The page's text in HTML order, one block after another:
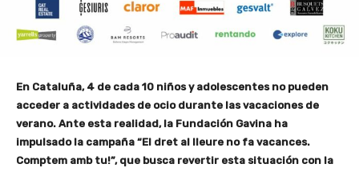
En Cataluña, 4 de cada 10 niños y adolescentes no pueden
acceder a actividades de ocio durante las vacaciones de
verano. Ante esta realidad, la Fundación Gavina ha
impulsado la campaña “El dret al lleure no fa vacances.
Comptem amb tu!”, que busca revertir esta situación con la